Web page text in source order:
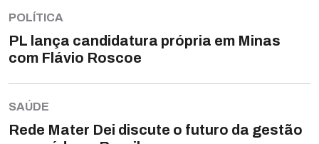
POLÍTICA
PL lança candidatura própria em Minas
com Flávio Roscoe
SAÚDE
Rede Mater Dei discute o futuro da gestão